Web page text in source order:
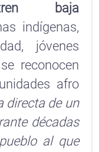
baja
indígenas,
jóvenes
reconocen
afro
directa de un
décadas
al que